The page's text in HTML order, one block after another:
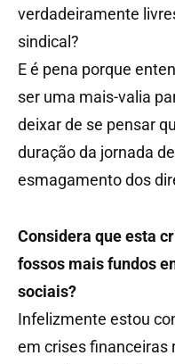
verdadeiramente
sindical?
E é pena porque
ser uma mais-valia
deixar de se pensar
duração da jornada
esmagamento dos
Considera que esta
fossos mais fundos
sociais?
Infelizmente estou
em crises financeiras